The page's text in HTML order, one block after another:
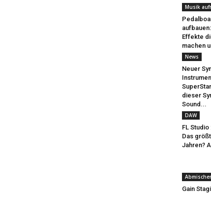
Musik
Effekte
machen
News
Neuer
dieser
Sound...
DAW
FL Studio
Das
Jahren?
Gain